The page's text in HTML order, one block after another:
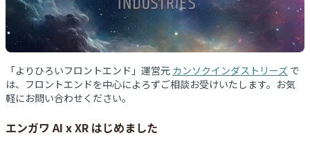
「よりひろいフロントエンド」運営元 カンソクインダストリーズ で
は、フロントエンドを中心によろずご相談お受けいたします。お気
軽にお問い合わせください。
エンガワ AI x XR はじめました